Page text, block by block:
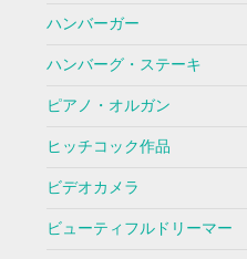
ハンバーガー
ハンバーグ・ステーキ
ピアノ・オルガン
ヒッチコック作品
ビデオカメラ
ビューティフルドリーマー